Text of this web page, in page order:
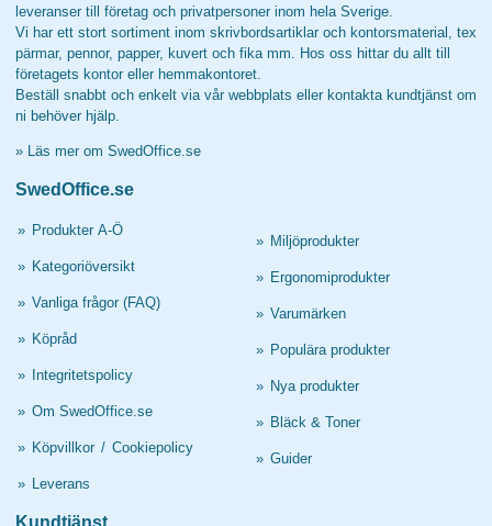
leveranser till företag och privatpersoner inom hela Sverige.
Vi har ett stort sortiment inom skrivbordsartiklar och kontorsmaterial, tex
pärmar, pennor, papper, kuvert och fika mm. Hos oss hittar du allt till
företagets kontor eller hemmakontoret.
Beställ snabbt och enkelt via vår webbplats eller kontakta kundtjänst om
ni behöver hjälp.
» Läs mer om SwedOffice.se
SwedOffice.se
» Produkter A-Ö
» Kategoriöversikt
» Vanliga frågor (FAQ)
» Köpråd
» Integritetspolicy
» Om SwedOffice.se
» Köpvillkor / Cookiepolicy
» Leverans
» Miljöprodukter
» Ergonomiprodukter
» Varumärken
» Populära produkter
» Nya produkter
» Bläck & Toner
» Guider
Kundtjänst